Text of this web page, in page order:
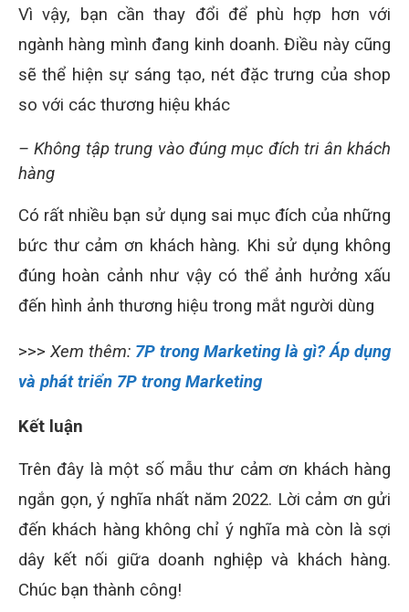
Vì vậy, bạn cần thay đổi để phù hợp hơn với
ngành hàng mình đang kinh doanh. Điều này cũng
sẽ thể hiện sự sáng tạo, nét đặc trưng của shop
so với các thương hiệu khác
– Không tập trung vào đúng mục đích tri ân khách
hàng
Có rất nhiều bạn sử dụng sai mục đích của những
bức thư cảm ơn khách hàng. Khi sử dụng không
đúng hoàn cảnh như vậy có thể ảnh hưởng xấu
đến hình ảnh thương hiệu trong mắt người dùng
>>> Xem thêm: 7P trong Marketing là gì? Áp dụng
và phát triển 7P trong Marketing
Kết luận
Trên đây là một số mẫu thư cảm ơn khách hàng
ngắn gọn, ý nghĩa nhất năm 2022. Lời cảm ơn gửi
đến khách hàng không chỉ ý nghĩa mà còn là sợi
dây kết nối giữa doanh nghiệp và khách hàng.
Chúc bạn thành công!